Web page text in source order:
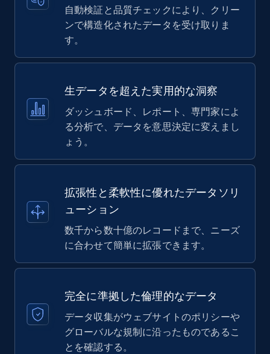
自動検証と品質チェックにより、クリー
ンで構造化されたデータを受け取りま
す。
生データを超えた実用的な洞察
ダッシュボード、レポート、専門家によ
る分析で、データを意思決定に変えまし
ょう。
拡張性と柔軟性に優れたデータソリ
ューション
数千から数十億のレコードまで、ニーズ
に合わせて簡単に拡張できます。
完全に準拠した倫理的なデータ
データ収集がウェブサイトのポリシーや
グローバルな規制に沿ったものであるこ
とを確認する。